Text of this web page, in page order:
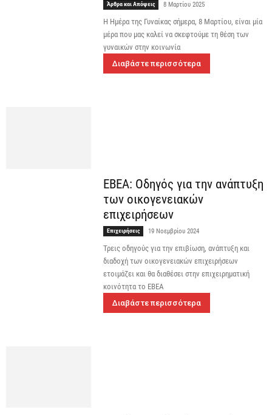
Άρθρα και Απόψεις 8 Μαρτίου 2025
Η Ημέρα της Γυναίκας σήμερα, 8 Μαρτίου, είναι μία
μέρα που μας καλεί να σκεφτούμε τη θέση των
γυναικών στην κοινωνία
Διαβάστε περισσότερα
ΕΒΕΑ: Οδηγός για την ανάπτυξη
των οικογενειακών
επιχειρήσεων
Επιχειρήσεις 19 Νοεμβρίου 2024
Τρεις οδηγούς για την επιβίωση, ανάπτυξη και
διαδοχή των οικογενειακών επιχειρήσεων
ετοιμάζει και θα διαθέσει στην επιχειρηματική
κοινότητα το ΕΒΕΑ
Διαβάστε περισσότερα